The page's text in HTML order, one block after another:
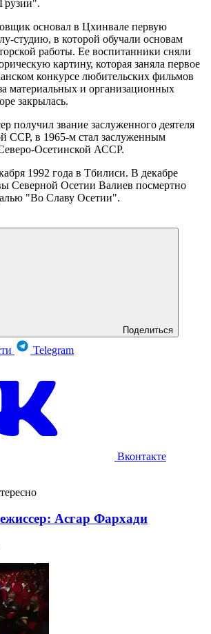
основал в Цхинвале первую
студию, в которой обучали основам
работы. Ее воспитанники сняли
картину, которая заняла первое
конкурсе любительских фильмов
материальных и организационных
закрылась.
получил звание заслуженного деятеля
ССР, в 1965-м стал заслуженным
Осетинской АССР.
1992 года в Тбилиси. В декабре
Северной Осетии Валиев посмертно
"Во Славу Осетии".
Поделиться
Telegram
Вконтакте
Асгар Фархади